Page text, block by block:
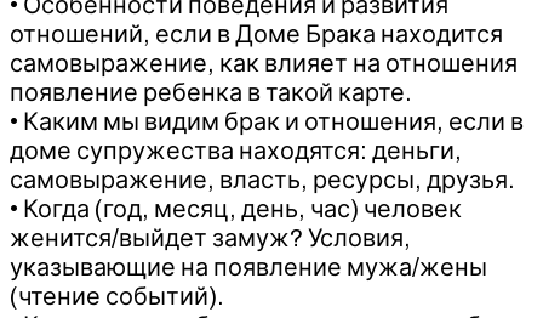
отношений, если в Доме Брака находится
самовыражение, как влияет на отношения
появление ребенка в такой карте.
• Каким мы видим брак и отношения, если в
доме супружества находятся: деньги,
самовыражение, власть, ресурсы, друзья.
• Когда (год, месяц, день, час) человек
женится/выйдет замуж? Условия,
указывающие на появление мужа/жены
(чтение событий).